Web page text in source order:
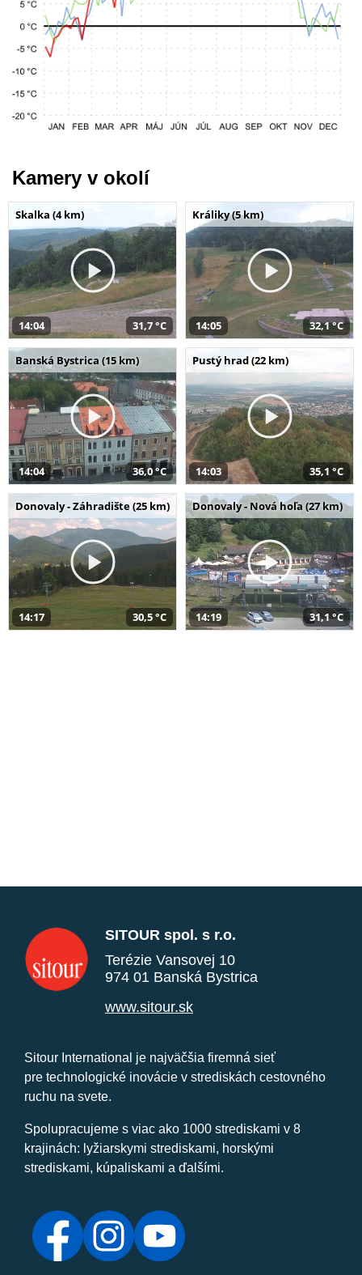
Kamery v okolí
Skalka (4 km)
14:04 31,7 °C
Králiky (5 km)
14:05 32,1 °C
Banská Bystrica (15 km)
14:04 36,0 °C
Pustý hrad (22 km)
14:03 35,1 °C
Donovaly - Záhradište (25 km)
14:17 30,5 °C
Donovaly - Nová hoľa (27 km)
14:19 31,1 °C
SITOUR spol. s r.o.
Terézie Vansovej 10
974 01 Banská Bystrica
www.sitour.sk
Sitour International je najväčšia firemná sieť
pre technologické inovácie v strediskách cestovného
ruchu na svete.
Spolupracujeme s viac ako 1000 strediskami v 8
krajinách: lyžiarskymi strediskami, horskými
strediskami, kúpaliskami a ďalšími.